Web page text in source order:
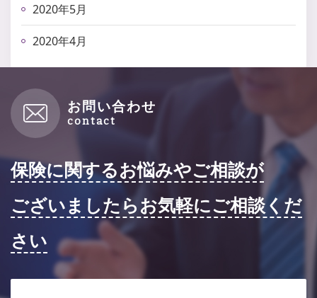
2020年5月
2020年4月
お問い合わせ
保険に関するお悩みやご相談が
ございましたらお気軽にご相談くだ
さい